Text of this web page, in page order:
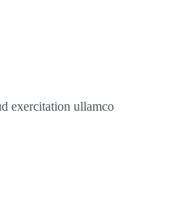
exercitation ullamco